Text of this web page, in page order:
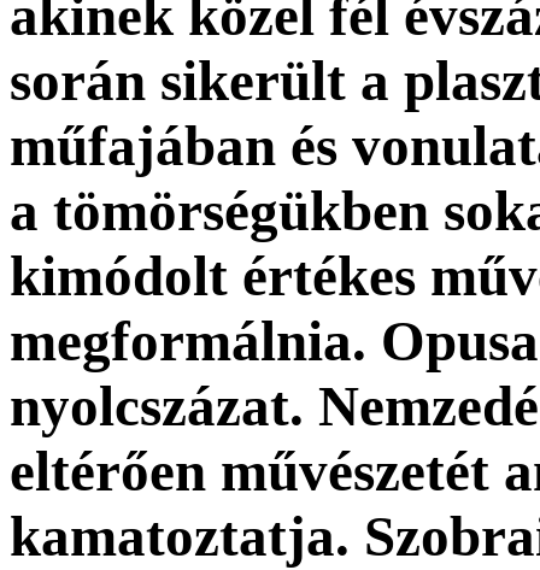
akinek közel fél
során sikerült a
műfajában és
a tömörségükben
kimódolt értékes
megformálnia.
nyolcszázat.
eltérően művészetét
kamatoztatja.